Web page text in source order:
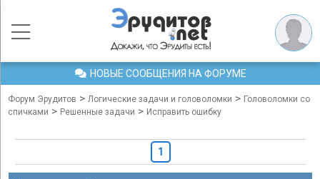
НОВЫЕ СООБЩЕНИЯ НА ФОРУМЕ
Форум Эрудитов > Логические задачи и головоломки > Головоломки со
спичками > Решенные задачи > Исправить ошибку
1